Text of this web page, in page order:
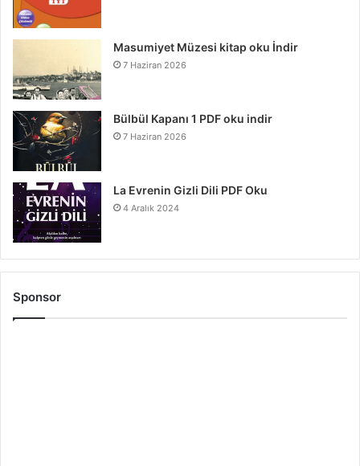
Masumiyet Müzesi kitap oku İndir
7 Haziran 2026
Bülbül Kapanı 1 PDF oku indir
7 Haziran 2026
La Evrenin Gizli Dili PDF Oku
4 Aralık 2024
Sponsor